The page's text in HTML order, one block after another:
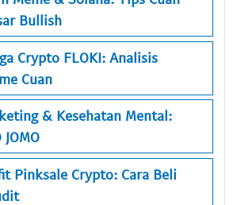
Bullish
Crypto FLOKI: Analisis
Cuan
& Kesehatan Mental:
Pinksale Crypto: Cara Beli